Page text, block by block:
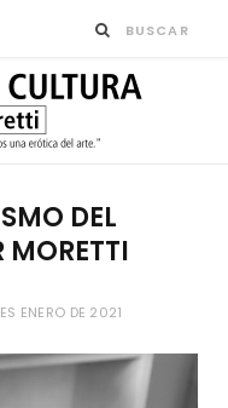
DEL
MORETTI
ENERO DE 2021